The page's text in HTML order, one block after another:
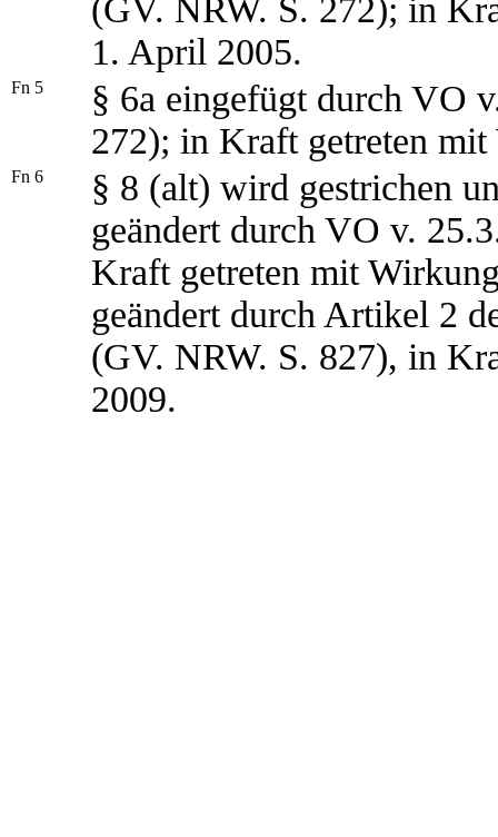
(GV. NRW. S. 272); in
1. April 2005.
Fn 5
§ 6a eingefügt durch VO
272); in Kraft getreten
Fn 6
§ 8 (alt) wird gestrichen
geändert durch VO v.
Kraft getreten mit
geändert durch Artikel 2
(GV. NRW. S. 827), in
2009.